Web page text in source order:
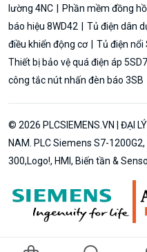
lường 4NC
Phần mềm đồng
báo hiệu 8WD42
Tủ điện dân
điều khiển động cơ
Tủ điện nổi
Thiết bị bảo vệ quá điện áp
công tắc nút nhấn đèn báo 3SB
© 2026 PLCSIEMENS.VN | ĐẠI
NAM. PLC Siemens S7-
300,Logo!, HMI, Biến tần &